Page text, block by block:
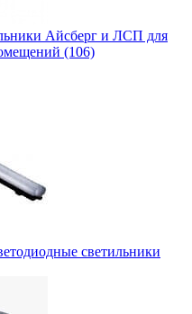
Айсберг и ЛСП для
(106)
светильники